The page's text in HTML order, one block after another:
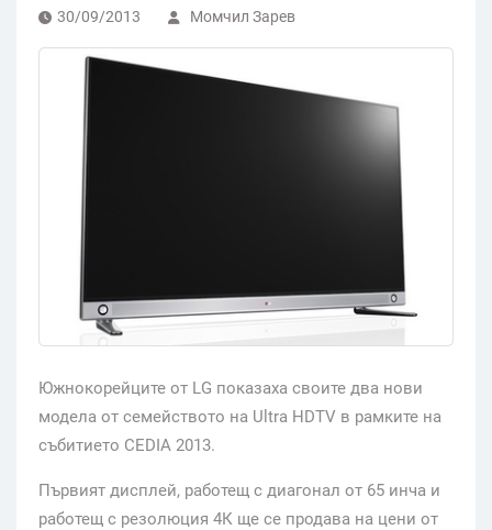
30/09/2013 Момчил Зарев
Южнокорейците от LG показаха своите два нови
модела от семейството на Ultra HDTV в рамките на
събитието CEDIA 2013.
Първият дисплей, работещ с диагонал от 65 инча и
работещ с резолюция 4К ще се продава на цени от